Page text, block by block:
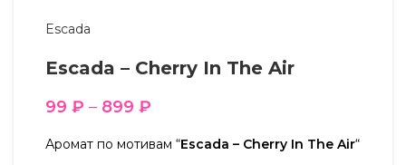
Escada
Escada – Cherry In The Air
99 ₽ – 899 ₽
Аромат по мотивам “Escada – Cherry In The Air“